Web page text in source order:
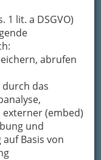
1 lit. a DSGVO)
abrufen
das
(embed)
und
Basis von